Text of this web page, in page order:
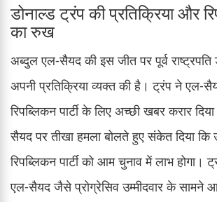
डोनाल्ड ट्रंप की प्रतिक्रिया और
का रुख
अब्दुल एल-सैयद की इस जीत पर पूर्व राष्ट्रपति
अपनी प्रतिक्रिया व्यक्त की है। ट्रंप ने एल-
रिपब्लिकन पार्टी के लिए अच्छी खबर करार
सैयद पर तीखा हमला बोलते हुए संकेत दिया कि
रिपब्लिकन पार्टी को आम चुनाव में लाभ होगा।
एल-सैयद जैसे प्रोग्रेसिव उम्मीदवार के सामने